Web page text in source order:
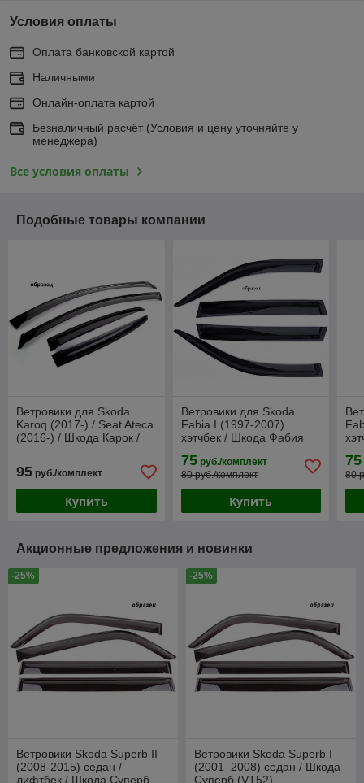
Условия оплаты
Оплата банковской картой
Наличными
Онлайн-оплата картой
Безналичный расчёт (Условия и цену уточняйте у
менеджера)
Все условия оплаты
Подобные товары компании
Ветровики для Skoda
Karoq (2017-) / Seat Ateca
(2016-) / Шкода Карок /
95 руб./комплект
Купить
Ветровики для Skoda
Fabia I (1997-2007)
хэтчбек / Шкода Фабия
75руб./комплект
80 руб./комплект
Купить
75
80
Акционные предложения и новинки
-25%
Ветровики Skoda Superb II
(2008-2015) седан /
лифтбек / Шкода Суперб
-25%
Ветровики Skoda Superb I
(2001–2008) седан / Шкода
Суперб (VT52)